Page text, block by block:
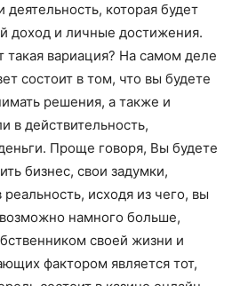
которая будет
доход и личные достижения.
вариация? На самом деле
состоит в том, что вы будете
решения, а также и
в действительность,
Проще говоря, Вы будете
бизнес, свои задумки,
исходя из чего, вы
намного больше,
своей жизни и
фактором является тот,